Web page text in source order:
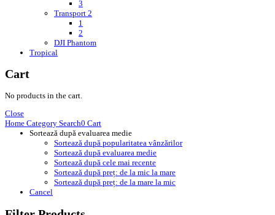
3
Transport 2
1
2
DJI Phantom
Tropical
Cart
No products in the cart.
Close
Home Category Search0 Cart
Sortează după evaluarea medie
Sortează după popularitatea vânzărilor
Sortează după evaluarea medie
Sortează după cele mai recente
Sortează după preț: de la mic la mare
Sortează după preț: de la mare la mic
Cancel